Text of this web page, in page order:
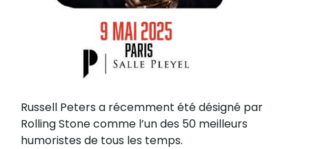
Russell Peters a récemment été désigné par
Rolling Stone comme l’un des 50 meilleurs
humoristes de tous les temps.